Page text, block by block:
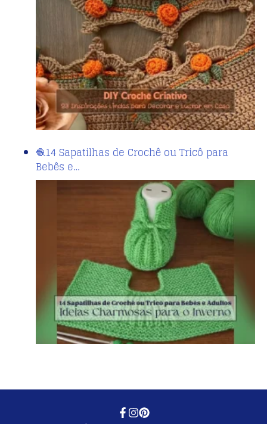
🧶14 Sapatilhas de Crochê ou Tricô para
Bebês e…